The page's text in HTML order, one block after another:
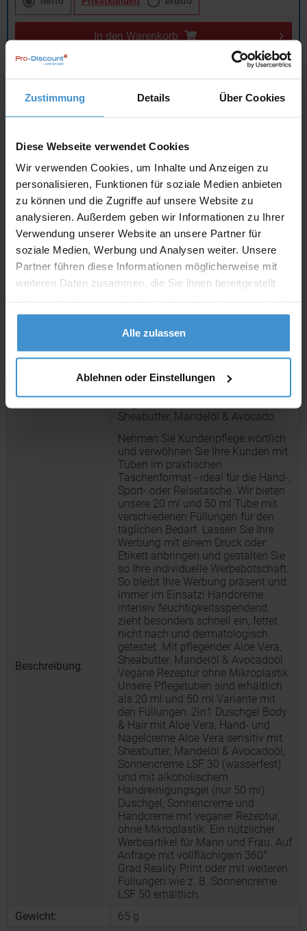
Zustimmung Details Über Cookies
Diese Webseite verwendet Cookies
Wir verwenden Cookies, um Inhalte und Anzeigen zu
personalisieren, Funktionen für soziale Medien anbieten
zu können und die Zugriffe auf unsere Website zu
analysieren. Außerdem geben wir Informationen zu Ihrer
Verwendung unserer Website an unsere Partner für
soziale Medien, Werbung und Analysen weiter. Unsere
Partner führen diese Informationen möglicherweise mit
weiteren Daten zusammen, die Sie ihnen bereitgestellt
gesammelt haben.
Alle zulassen
Ablehnen oder Einstellungen
In den Warenkorb
Lieferzeiten
Artikel mit Werbeanbringung: ca. 4 - 5 Wochen
Muster mit Ihrer
Werbeanbringung zur Freigabe
der Produktion:
ca. 4 - 5 Wochen
Muster: ca. 3 - 5 Werktage
Sheabutter, Mandelöl & Avocado
Beschreibung:
Nehmen Sie Kundenpflege wörtlich
und verwöhnen Sie Ihre Kunden mit
Tuben im praktischen
Taschenformat - ideal für die Hand-,
Sport- oder Reisetasche. Wir bieten
unsere 20 ml und 50 ml Tube mit
verschiedenen Füllungen für den
täglichen Bedarf. Lassen Sie Ihre
Werbung mit einem Druck oder
Etikett anbringen und gestalten Sie
so Ihre individuelle Werbebotschaft.
So bleibt Ihre Werbung präsent und
immer im Einsatz! Handcreme
intensiv feuchtigkeitsspendend,
zieht besonders schnell ein, fettet
nicht nach und dermatologisch
getestet. Mit pflegender Aloe Vera,
Sheabutter, Mandelöl & Avocadoöl.
Vegane Rezeptur ohne Mikroplastik.
Unsere Pflegetuben sind erhältlich
als 20 ml und 50 ml Variante mit
den Füllungen: 2in1 Duschgel Body
& Hair mit Aloe Vera, Hand- und
Nagelcreme Aloe Vera sensitiv mit
Sheabutter, Mandelöl & Avocadoöl,
Sonnencreme LSF 30 (wasserfest)
und mit alkoholischem
Handreinigungsgel (nur 50 ml).
Duschgel, Sonnencreme und
Handcreme mit veganer Rezeptur,
ohne Mikroplastik. Ein nützlicher
Werbeartikel für Mann und Frau. Auf
Anfrage mit vollflächigem 360°
Grad Reality Print oder mit weiteren
Füllungen wie z. B. Sonnencreme
LSF 50 erhältlich.
Gewicht:
65 g